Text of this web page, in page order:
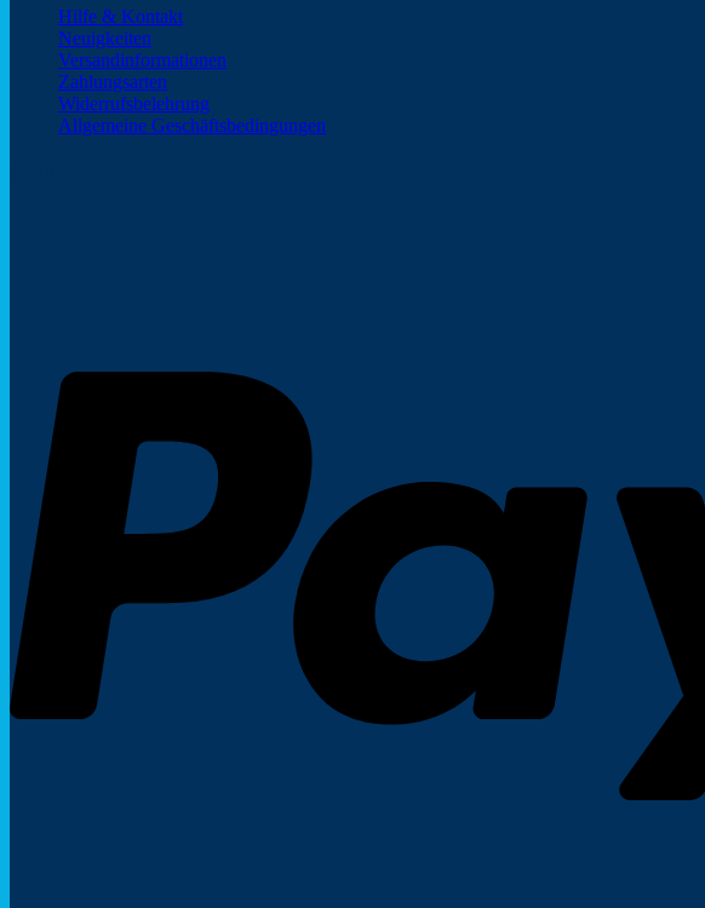
Hilfe & Kontakt
Neuigkeiten
Versandinformationen
Zahlungsarten
Widerrufsbelehrung
Allgemeine Geschäftsbedingungen